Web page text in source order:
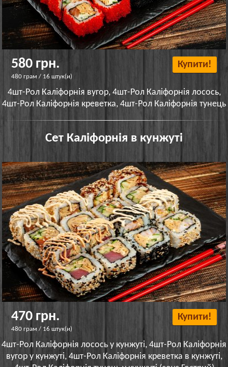
580 грн.
480 грам / 16 штук(и)
Купити!
4шт-Рол Каліфорнія вугор, 4шт-Рол Каліфорнія лосось,
4шт-Рол Каліфорнія креветка, 4шт-Рол Каліфорнія тунець
Сет Каліфорнія в кунжуті
470 грн.
480 грам / 16 штук(и)
Купити!
4шт-Рол Каліфорнія лосось у кунжуті, 4шт-Рол Каліфорнія
вугор у кунжуті, 4шт-Рол Каліфорнія креветка в кунжуті,